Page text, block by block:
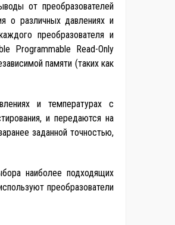
от преобразователей
о различных давлениях и
преобразователя и
Programmable Read-Only
памяти (таких как
и температурах с
и передаются на
заданной точностью,
наиболее подходящих
преобразователи